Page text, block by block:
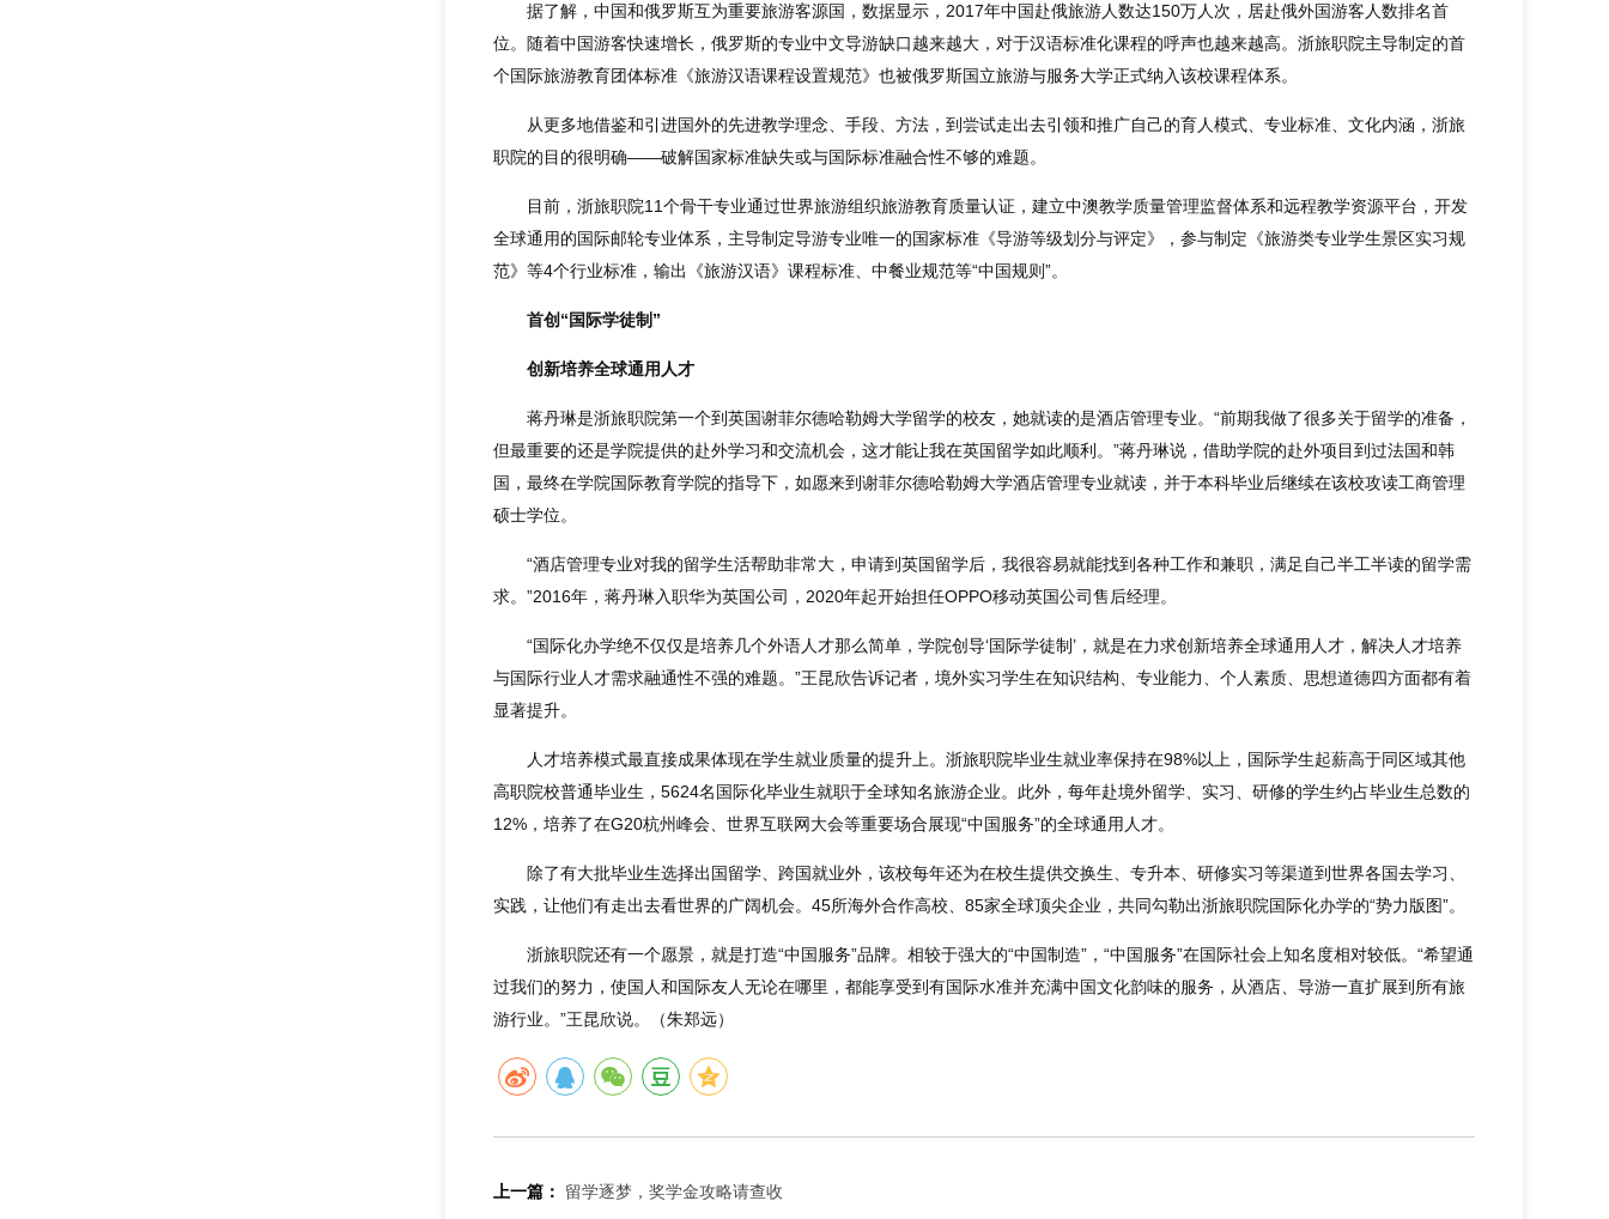
据了解，中国和俄罗斯互为重要旅游客源国，数据显示，2017年中国赴俄旅游人数达150万人次，居赴俄外国游客人数排名首
位。随着中国游客快速增长，俄罗斯的专业中文导游缺口越来越大，对于汉语标准化课程的呼声也越来越高。浙旅职院主导制定的首
个国际旅游教育团体标准《旅游汉语课程设置规范》也被俄罗斯国立旅游与服务大学正式纳入该校课程体系。
从更多地借鉴和引进国外的先进教学理念、手段、方法，到尝试走出去引领和推广自己的育人模式、专业标准、文化内涵，浙旅
职院的目的很明确——破解国家标准缺失或与国际标准融合性不够的难题。
目前，浙旅职院11个骨干专业通过世界旅游组织旅游教育质量认证，建立中澳教学质量管理监督体系和远程教学资源平台，开发
全球通用的国际邮轮专业体系，主导制定导游专业唯一的国家标准《导游等级划分与评定》，参与制定《旅游类专业学生景区实习规
范》等4个行业标准，输出《旅游汉语》课程标准、中餐业规范等“中国规则”。
首创“国际学徒制”
创新培养全球通用人才
蒋丹琳是浙旅职院第一个到英国谢菲尔德哈勒姆大学留学的校友，她就读的是酒店管理专业。“前期我做了很多关于留学的准备，
但最重要的还是学院提供的赴外学习和交流机会，这才能让我在英国留学如此顺利。”蒋丹琳说，借助学院的赴外项目到过法国和韩
国，最终在学院国际教育学院的指导下，如愿来到谢菲尔德哈勒姆大学酒店管理专业就读，并于本科毕业后继续在该校攻读工商管理
硕士学位。
“酒店管理专业对我的留学生活帮助非常大，申请到英国留学后，我很容易就能找到各种工作和兼职，满足自己半工半读的留学需
求。”2016年，蒋丹琳入职华为英国公司，2020年起开始担任OPPO移动英国公司售后经理。
“国际化办学绝不仅仅是培养几个外语人才那么简单，学院创导‘国际学徒制’，就是在力求创新培养全球通用人才，解决人才培养
与国际行业人才需求融通性不强的难题。”王昆欣告诉记者，境外实习学生在知识结构、专业能力、个人素质、思想道德四方面都有着
显著提升。
人才培养模式最直接成果体现在学生就业质量的提升上。浙旅职院毕业生就业率保持在98%以上，国际学生起薪高于同区域其他
高职院校普通毕业生，5624名国际化毕业生就职于全球知名旅游企业。此外，每年赴境外留学、实习、研修的学生约占毕业生总数的
12%，培养了在G20杭州峰会、世界互联网大会等重要场合展现“中国服务”的全球通用人才。
除了有大批毕业生选择出国留学、跨国就业外，该校每年还为在校生提供交换生、专升本、研修实习等渠道到世界各国去学习、
实践，让他们有走出去看世界的广阔机会。45所海外合作高校、85家全球顶尖企业，共同勾勒出浙旅职院国际化办学的“势力版图”。
浙旅职院还有一个愿景，就是打造“中国服务”品牌。相较于强大的“中国制造”，“中国服务”在国际社会上知名度相对较低。“希望通
过我们的努力，使国人和国际友人无论在哪里，都能享受到有国际水准并充满中国文化韵味的服务，从酒店、导游一直扩展到所有旅
游行业。”王昆欣说。（朱郑远）
上一篇：
留学逐梦，奖学金攻略请查收